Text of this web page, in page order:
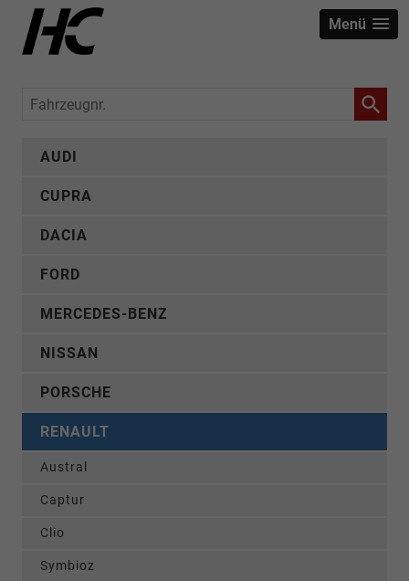
Menü
Fahrzeugnr.
AUDI
CUPRA
DACIA
FORD
MERCEDES-BENZ
NISSAN
PORSCHE
RENAULT
Austral
Captur
Clio
Symbioz